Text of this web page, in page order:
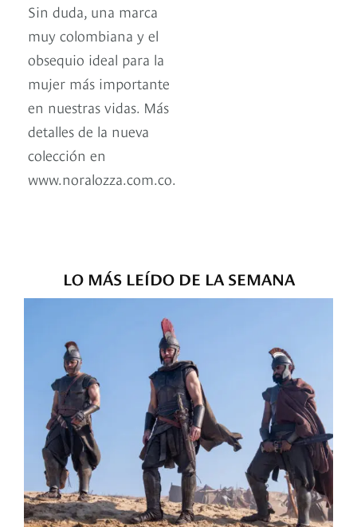
Sin duda, una marca
muy colombiana y el
obsequio ideal para la
mujer más importante
en nuestras vidas. Más
detalles de la nueva
colección en
www.noralozza.com.co.
LO MÁS LEÍDO DE LA SEMANA